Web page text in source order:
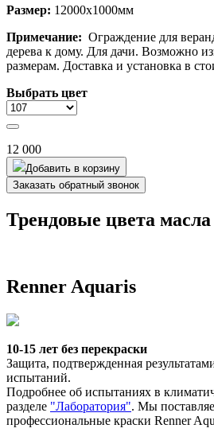
Размер: 12000х1000мм
Примечание: Ограждение для
дерева к дому. Для дачи. Возможно
размерам. Доставка и установка в
Выбрать цвет
12 000
Добавить в корзину
Заказать обратный звонок
Трендовые цвета
Renner Aquaris
10-15 лет без перекраски
Защита, подтвержденная
испытаний.
Подробнее об испытаниях в
разделе "Лаборатория". Мы
профессиональные краски Renner